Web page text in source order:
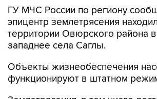
территории Овюрского района
западнее села Саглы.
Объекты жизнеобеспечения
Землетрясения, в том числе